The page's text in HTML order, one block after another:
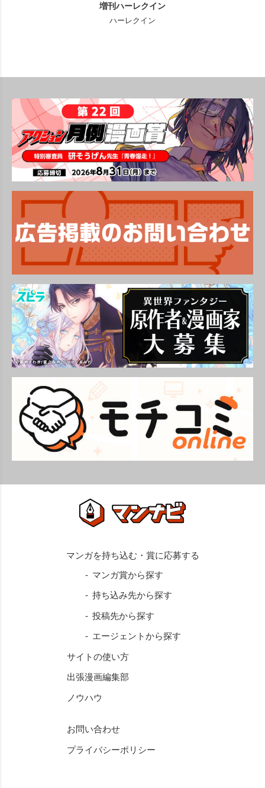
増刊ハーレクイン
ハーレクイン
マンガ賞から探す
持ち込み先から探す
投稿先から探す
エージェントから探す
サイトの使い方
出張漫画編集部
ノウハウ
お問い合わせ
プライバシーポリシー